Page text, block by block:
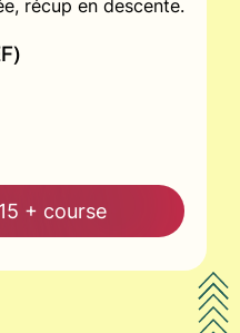
récup en descente.
+ course